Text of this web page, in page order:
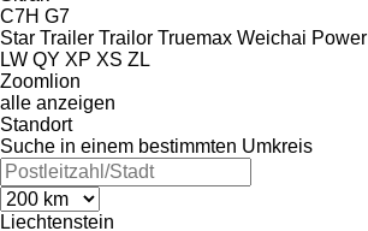
C7H G7
Star Trailer Trailor Truemax Weichai Power
LW QY XP XS ZL
Zoomlion
alle anzeigen
Standort
Suche in einem bestimmten Umkreis
Liechtenstein